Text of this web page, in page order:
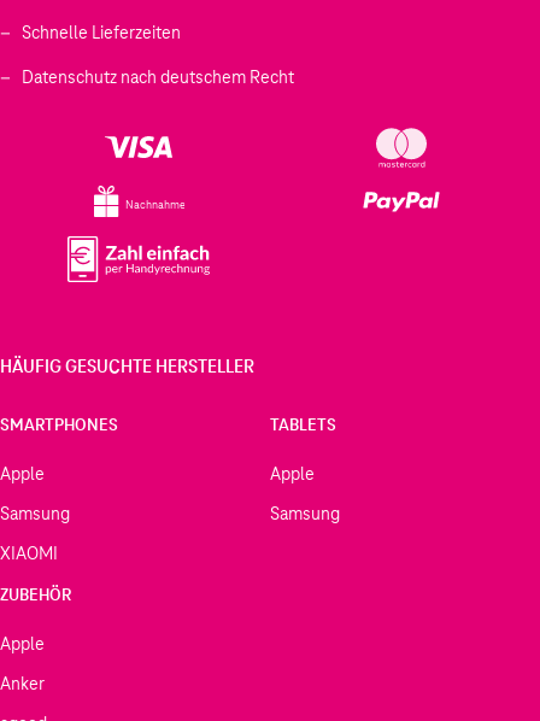
Schnelle Lieferzeiten
Datenschutz nach deutschem Recht
Nachnahme
HÄUFIG GESUCHTE HERSTELLER
SMARTPHONES
Apple
Samsung
XIAOMI
TABLETS
Apple
Samsung
ZUBEHÖR
Apple
Anker